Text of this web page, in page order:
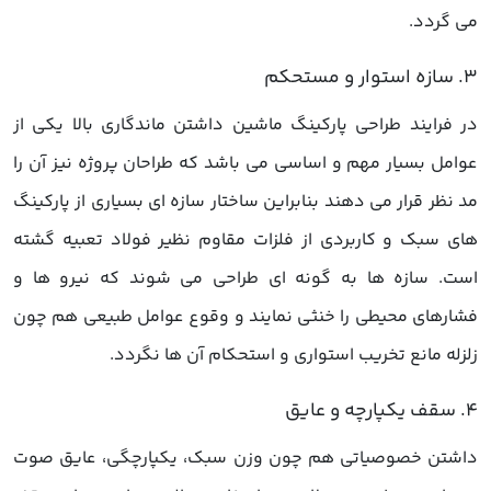
می گردد.
در فرایند طراحی پارکینگ ماشین داشتن ماندگاری بالا یکی از
عوامل بسیار مهم و اساسی می باشد که طراحان پروژه نیز آن را
مد نظر قرار می دهند بنابراین ساختار سازه ای بسیاری از پارکینگ
های سبک و کاربردی از فلزات مقاوم نظیر فولاد تعبیه گشته
است. سازه ها به گونه ای طراحی می شوند که نیرو ها و
فشارهای محیطی را خنثی نمایند و وقوع عوامل طبیعی هم چون
زلزله مانع تخریب استواری و استحکام آن ها نگردد.
داشتن خصوصیاتی هم چون وزن سبک، یکپارچگی، عایق صوت